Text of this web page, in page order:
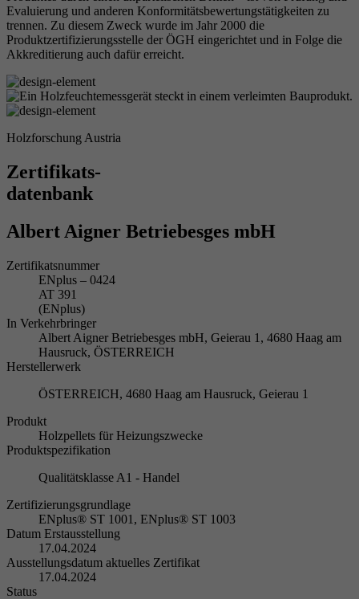
Evaluierung und anderen Konformitätsbewertungstätigkeiten zu
trennen. Zu diesem Zweck wurde im Jahr 2000 die
Produktzertifizierungsstelle der ÖGH eingerichtet und in Folge die
Akkreditierung auch dafür erreicht.
Holzforschung Austria
Zertifikats-
datenbank
Albert Aigner Betriebesges mbH
Zertifikatsnummer
ENplus – 0424
AT 391
(ENplus)
In Verkehrbringer
Albert Aigner Betriebesges mbH, Geierau 1, 4680 Haag am
Hausruck, ÖSTERREICH
Herstellerwerk
ÖSTERREICH, 4680 Haag am Hausruck, Geierau 1
Produkt
Holzpellets für Heizungszwecke
Produktspezifikation
Qualitätsklasse A1 - Handel
Zertifizierungsgrundlage
ENplus® ST 1001, ENplus® ST 1003
Datum Erstausstellung
17.04.2024
Ausstellungsdatum aktuelles Zertifikat
17.04.2024
Status